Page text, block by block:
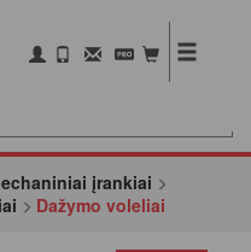
įrankiai
Dažymo voleliai